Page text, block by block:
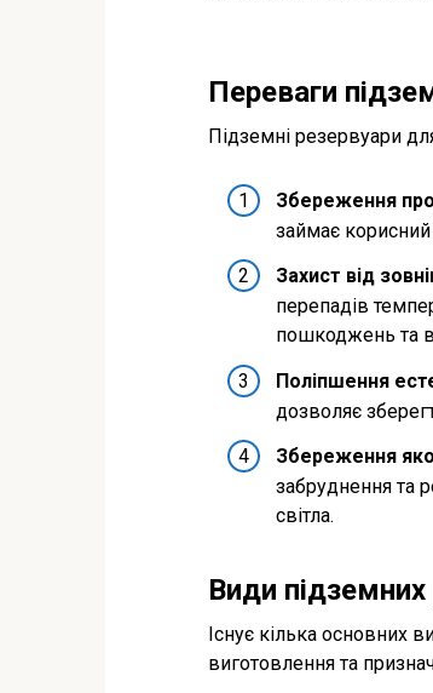
Переваги
Підземні резервуари
Збереження
займає
Захист від
перепадів
пошкоджень та
Поліпшення
дозволяє
Збереження
забруднення та
світла.
Види підземних
Існує кілька основних
виготовлення та